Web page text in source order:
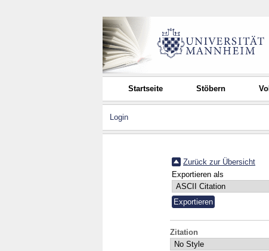
Startseite Stöbern
Login
Zurück zur Übersicht
Exportieren als
Zitation